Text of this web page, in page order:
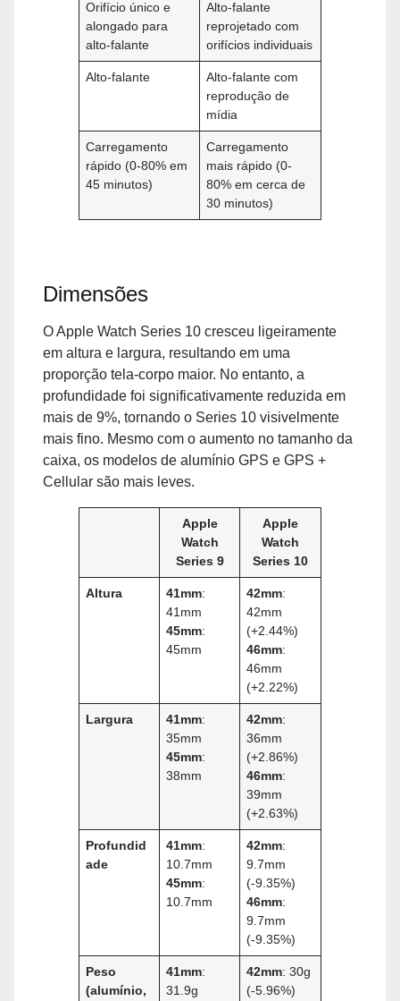
Orifício único e
alongado para
alto-falante
Alto-falante
reprojetado com
orifícios individuais
Alto-falante
Alto-falante com
reprodução de
mídia
Carregamento
rápido (0-80% em
45 minutos)
Carregamento
mais rápido (0-
80% em cerca de
30 minutos)
Dimensões
O Apple Watch Series 10 cresceu ligeiramente
em altura e largura, resultando em uma
proporção tela-corpo maior. No entanto, a
profundidade foi significativamente reduzida em
mais de 9%, tornando o Series 10 visivelmente
mais fino. Mesmo com o aumento no tamanho da
caixa, os modelos de alumínio GPS e GPS +
Cellular são mais leves.
Apple
Watch
Series 9
Apple
Watch
Series 10
Altura 41mm:
41mm
45mm:
45mm
42mm:
42mm
(+2.44%)
46mm:
46mm
(+2.22%)
Largura 41mm:
35mm
45mm:
38mm
42mm:
36mm
(+2.86%)
46mm:
39mm
(+2.63%)
Profundid
ade
41mm:
10.7mm
45mm:
10.7mm
42mm:
9.7mm
(-9.35%)
46mm:
9.7mm
(-9.35%)
Peso
(alumínio,
41mm:
31.9g
42mm: 30g
(-5.96%)